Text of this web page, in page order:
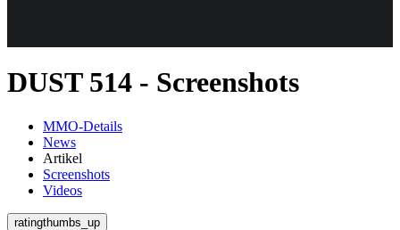
DUST 514 - Screenshots
MMO-Details
News
Artikel
Screenshots
Videos